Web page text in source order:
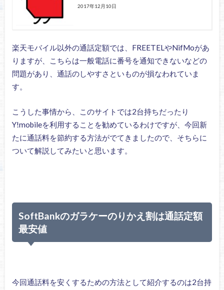
2017年12月10日
楽天モバイル以外の通話定額では、FREETELやNifMoがあ
りますが、こちらは一般電話に番号を通知できないなどの
問題があり、通話のしやすさといものが損なわれていま
す。
こうした事情から、このサイトでは2台持ちだったり
Y!mobileを利用することを勧めているわけですが、今回新
たに通話料を節約する方法がでてきましたので、そちらに
ついて解説してみたいと思います。
SoftBankのガラケーのりかえ割は通話定額
最安値
今回通話料を安くするための方法として紹介するのは2台持